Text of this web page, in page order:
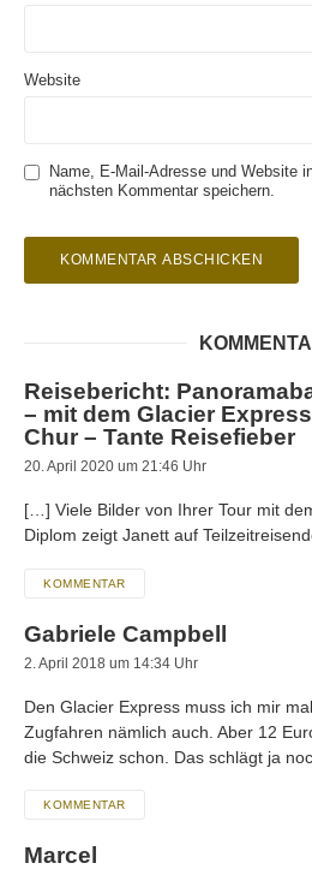
Website
Name, E-Mail-Adresse und Website
nächsten Kommentar speichern.
Reisebericht:
– mit dem Glacier
Chur – Tante Reisefieber
20. April 2020 um 21:46 Uhr
[…] Viele Bilder von Ihrer Tour mit
Diplom zeigt Janett auf
KOMMENTAR
Gabriele Campbell
2. April 2018 um 14:34 Uhr
Den Glacier Express muss ich mir
Zugfahren nämlich auch. Aber 12
die Schweiz schon. Das schlägt ja
KOMMENTAR
Marcel